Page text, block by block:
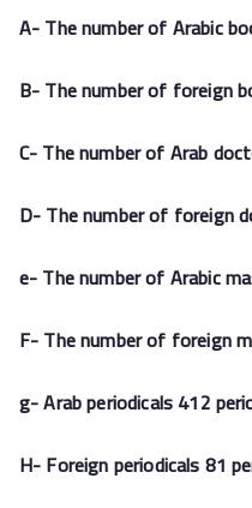
A- The number of Arabic
B- The number of foreign
C- The number of Arab
D- The number of foreign
e- The number of Arabic
F- The number of foreign
g- Arab periodicals 412
H- Foreign periodicals 81